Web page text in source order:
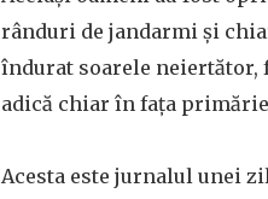
rânduri de jandarmi și
îndurat soarele neiertător,
adică chiar în fața
Acesta este jurnalul unei